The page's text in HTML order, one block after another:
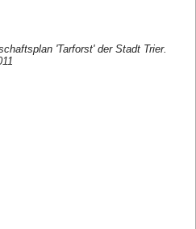
'Tarforst' der Stadt Trier.